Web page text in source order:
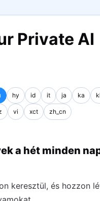
Private AI
hy id it ja ka
vi xct zh_cn
a hét minden
keresztül, és hozzon